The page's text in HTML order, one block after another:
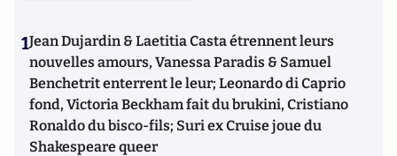
1Jean Dujardin & Laetitia Casta étrennent leurs
nouvelles amours, Vanessa Paradis & Samuel
Benchetrit enterrent le leur; Leonardo di Caprio
fond, Victoria Beckham fait du brukini, Cristiano
Ronaldo du bisco-fils; Suri ex Cruise joue du
Shakespeare queer